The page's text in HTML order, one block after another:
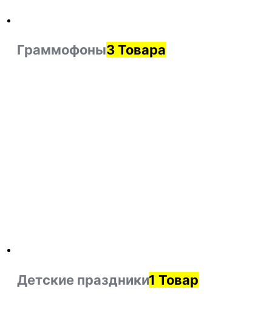
Граммофоны3 Товара
Детские праздники1 Товар